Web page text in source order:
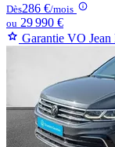
Dès286 €/mois
ou 29 990 €
Garantie VO Jean